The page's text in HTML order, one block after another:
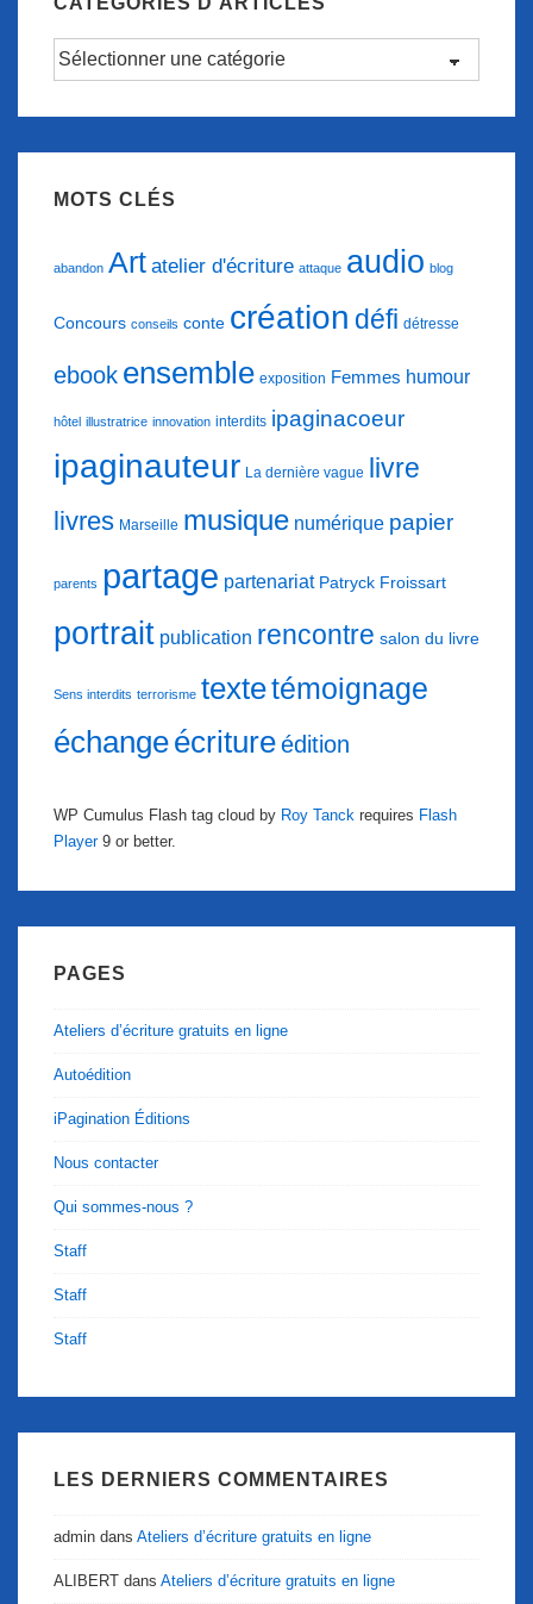
Catégories
MOTS CLÉS
abandon Art atelier d'écriture attaque audio blog
Concours conseils conte création défi détresse
ebook ensemble exposition Femmes humour
hôtel illustratrice innovation interdits ipaginacoeur
ipaginauteur La dernière vague livre
livres Marseille musique numérique papier
parents partage partenariat Patryck Froissart
portrait publication rencontre salon du livre
Sens interdits terrorisme textetémoignage
échangeécritureédition
WP Cumulus Flash tag cloud by Roy Tanck requires Flash
Player9 or better.
PAGES
Ateliers d’écriture gratuits en ligne
Autoédition
iPagination Éditions
Nous contacter
Qui sommes-nous ?
Staff
Staff
Staff
LES DERNIERS COMMENTAIRES
admin dans Ateliers d’écriture gratuits en ligne
ALIBERT dans Ateliers d’écriture gratuits en ligne